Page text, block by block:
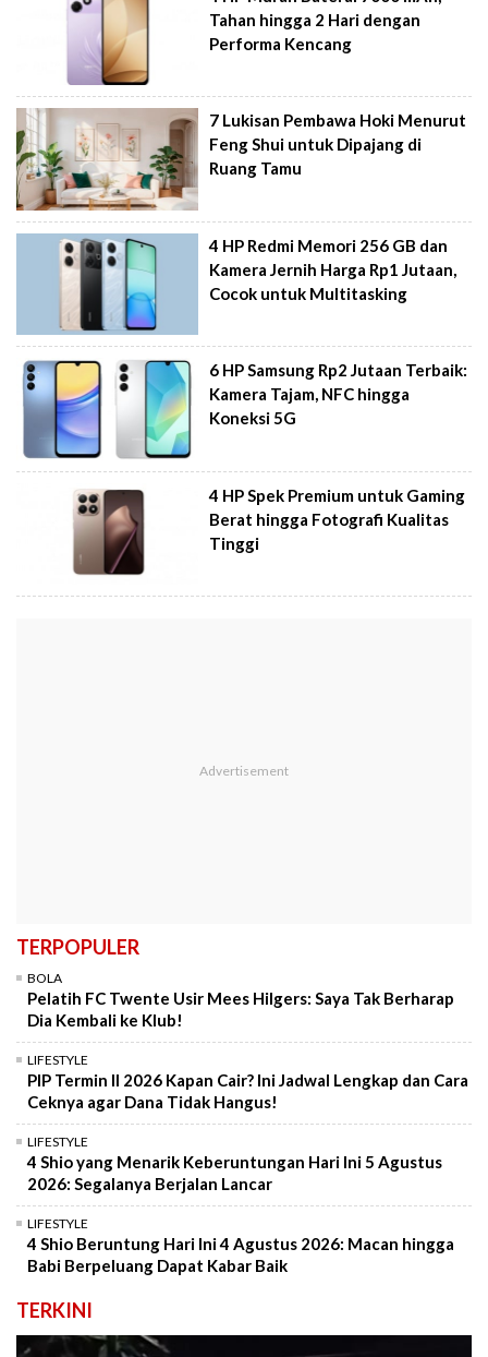
Tahan hingga 2 Hari dengan
Performa Kencang
7 Lukisan Pembawa Hoki Menurut
Feng Shui untuk Dipajang di
Ruang Tamu
4 HP Redmi Memori 256 GB dan
Kamera Jernih Harga Rp1 Jutaan,
Cocok untuk Multitasking
6 HP Samsung Rp2 Jutaan Terbaik:
Kamera Tajam, NFC hingga
Koneksi 5G
4 HP Spek Premium untuk Gaming
Berat hingga Fotografi Kualitas
Tinggi
TERPOPULER
BOLA
Pelatih FC Twente Usir Mees Hilgers: Saya Tak Berharap
Dia Kembali ke Klub!
LIFESTYLE
PIP Termin II 2026 Kapan Cair? Ini Jadwal Lengkap dan Cara
Ceknya agar Dana Tidak Hangus!
LIFESTYLE
4 Shio yang Menarik Keberuntungan Hari Ini 5 Agustus
2026: Segalanya Berjalan Lancar
LIFESTYLE
4 Shio Beruntung Hari Ini 4 Agustus 2026: Macan hingga
Babi Berpeluang Dapat Kabar Baik
TERKINI